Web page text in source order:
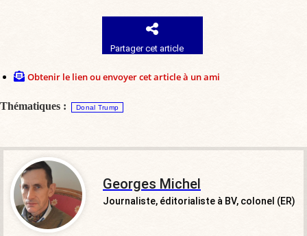
Partager cet article
Obtenir le lien ou envoyer cet article à un ami
Thématiques : Donal Trump
Georges Michel
Journaliste, éditorialiste à BV, colonel (ER)